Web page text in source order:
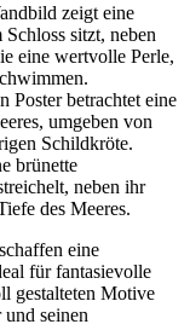
zeigt eine
sitzt, neben
eine wertvolle Perle,
Poster betrachtet eine
umgeben von
Schildkröte.
brünette
neben ihr
des Meeres.
eine
für fantasievolle
gestalteten Motive
seinen